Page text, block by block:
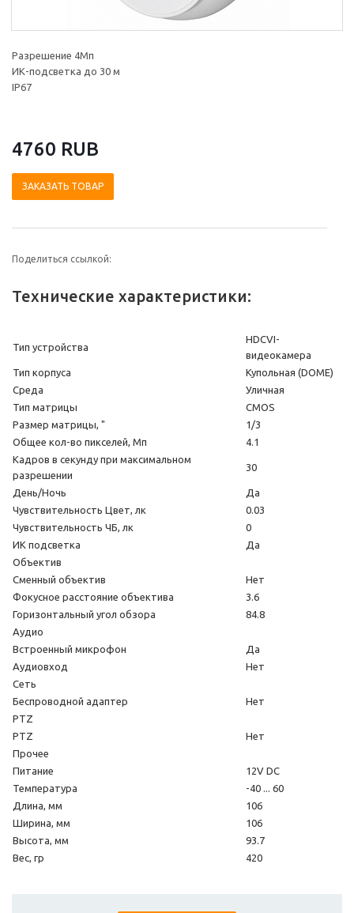
Разрешение 4Мп
ИК-подсветка до 30 м
IP67
4760 RUB
ЗАКАЗАТЬ ТОВАР
Поделиться ссылкой:
Технические характеристики:
Тип устройства
HDCVI-
видеокамера
Тип корпуса
Купольная (DOME)
Среда
Уличная
Тип матрицы
CMOS
Размер матрицы, "
1/3
Общее кол-во пикселей, Мп
4.1
Кадров в секунду при максимальном
разрешении
30
День/Ночь
Да
Чувствительность Цвет, лк
0.03
Чувствительность ЧБ, лк
0
ИК подсветка
Да
Объектив
Сменный объектив
Нет
Фокусное расстояние объектива
3.6
Горизонтальный угол обзора
84.8
Аудио
Встроенный микрофон
Да
Аудиовход
Нет
Сеть
Беспроводной адаптер
Нет
PTZ
PTZ
Нет
Прочее
Питание
12V DC
Температура
-40 ... 60
Длина, мм
106
Ширина, мм
106
Высота, мм
93.7
Вес, гр
420